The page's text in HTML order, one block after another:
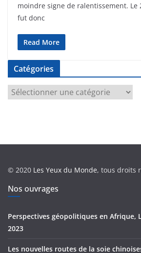
moindre signe de ralentissement. Le
fut donc
Read More
Catégories
a
e
s
© 2020 Les Yeux du Monde, tous droits
Nos ouvrages
Perspectives géopolitiques en Afrique,
2023
Les nouvelles routes de la soie